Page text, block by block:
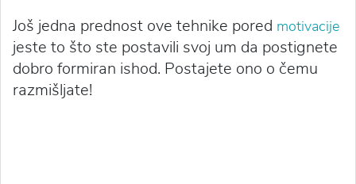
Još jedna prednost ove tehnike pored motivacije
jeste to što ste postavili svoj um da postignete
dobro formiran ishod. Postajete ono o čemu
razmišljate!